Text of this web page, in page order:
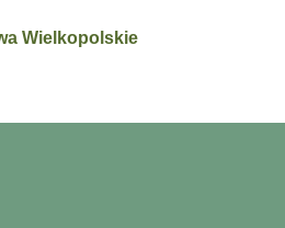
Wielkopolskie